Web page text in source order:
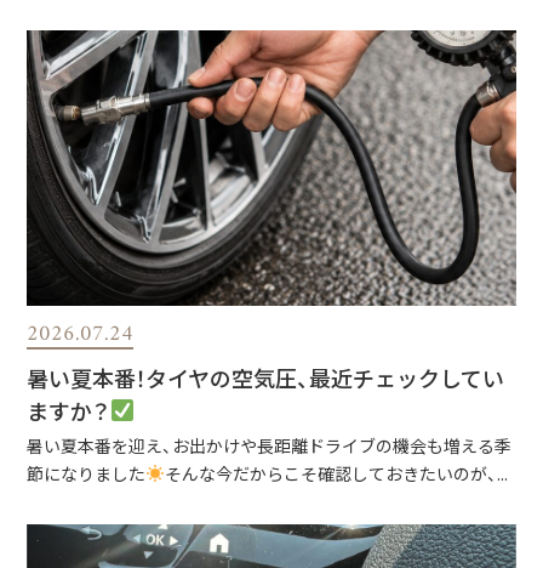
2026.07.24
暑い夏本番！タイヤの空気圧、最近チェックしてい
ますか？
暑い夏本番を迎え、お出かけや長距離ドライブの機会も増える季
節になりました
そんな今だからこそ確認しておきたいのが、...